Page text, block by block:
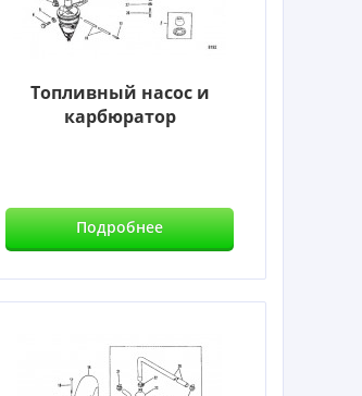
Топливный насос и
карбюратор
Подробнее